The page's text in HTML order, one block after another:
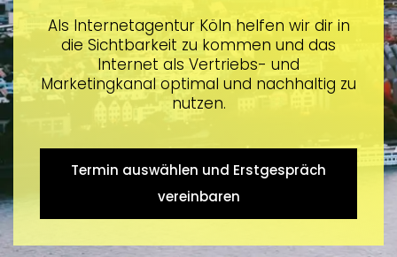
Als Internetagentur Köln helfen wir dir in
die Sichtbarkeit zu kommen und das
Internet als Vertriebs- und
Marketingkanal optimal und nachhaltig zu
nutzen.
Termin auswählen und Erstgespräch
vereinbaren